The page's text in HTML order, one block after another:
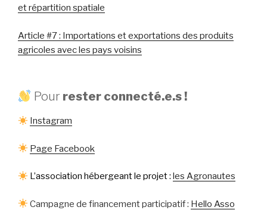
et répartition spatiale
Article #7 : Importations et exportations des produits
agricoles avec les pays voisins
Pour rester connecté.e.s !
Instagram
Page Facebook
L’association hébergeant le projet :les Agronautes
Campagne de financement participatif : Hello Asso